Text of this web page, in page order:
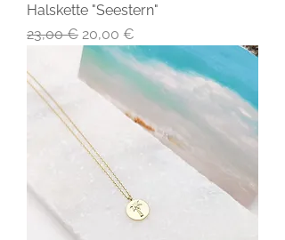
Halskette "Seestern"
Standardpreis
23,00 € Sale-Preis
20,00 €